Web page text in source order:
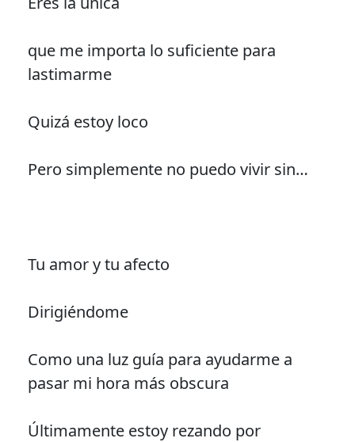
que me importa lo suficiente para
lastimarme
Quizá estoy loco
Pero simplemente no puedo vivir sin…
Tu amor y tu afecto
Dirigiéndome
Como una luz guía para ayudarme a
pasar mi hora más obscura
Últimamente estoy rezando por